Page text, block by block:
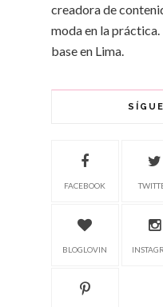
creadora de
moda en la práctica.
base en Lima.
FACEBOOK
BLOGLOVIN